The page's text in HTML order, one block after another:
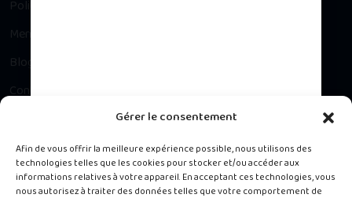
Gérer le consentement
Afin de vous offrir la meilleure expérience possible, nous utilisons des
technologies telles que les cookies pour stocker et/ou accéder aux
informations relatives à votre appareil. En acceptant ces technologies, vous
nous autorisez à traiter des données telles que votre comportement de
Politique de confidentialité
Mentions légales
Blog
Contact
Besoin d’un conseil ?
Contacter notre Service Client du lundi au vendredi, 9h à 16h.